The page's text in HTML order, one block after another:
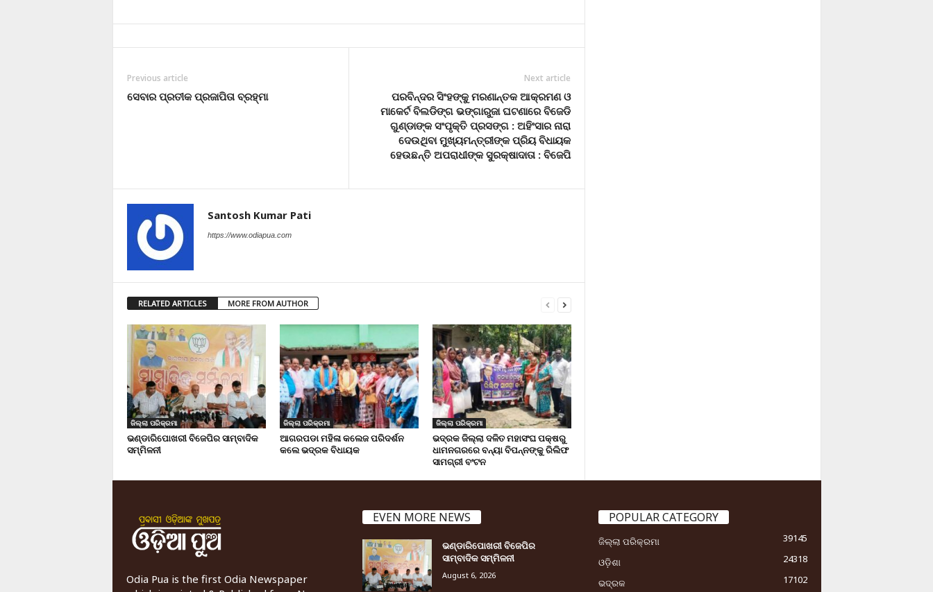
Previous article
ସେବାର ପ୍ରତୀକ ପ୍ରଜାପିତା ବ୍ରହ୍ମା
Next article
ପରବିନ୍ଦର ସିଂହଙ୍କୁ ମରଣାନ୍ତକ ଆକ୍ରମଣ ଓ
ମାକେର୍ଟ ବିଲଡିଙ୍ଗ ଭଙ୍ଗାରୁଜା ଘଟଣାରେ ବିଜେଡି
ଗୁଣ୍ଡାଙ୍କ ସଂପୃକ୍ତି ପ୍ରସଙ୍ଗ : ଅହିଂସାର ନାରା
ଦେଉଥିବା ମୁଖ୍ୟମନ୍ତ୍ରୀଙ୍କ ପ୍ରିୟ ବିଧାୟକ
ହେଉଛନ୍ତି ଅପରାଧୀଙ୍କ ସୁରକ୍ଷାଦାତା : ବିଜେପି
Santosh Kumar Pati
https://www.odiapua.com
RELATED ARTICLES MORE FROM AUTHOR
ଜିଲ୍ଲା ପରିକ୍ରମା
ଭଣ୍ଡାରିପୋଖରୀ ବିଜେପିର ସାମ୍ବାଦିକ
ସମ୍ମିଳନୀ
ଜିଲ୍ଲା ପରିକ୍ରମା
ଆଗରପଡା ମହିଳା କଲେଜ ପରିଦର୍ଶନ
କଲେ ଭଦ୍ରକ ବିଧାୟକ
ଜିଲ୍ଲା ପରିକ୍ରମା
ଭଦ୍ରକ ଜିଲ୍ଲା ଦଳିତ ମହାସଂଘ ପକ୍ଷରୁ
ଧାମନଗରରେ ବନ୍ୟା ବିପନ୍ନଙ୍କୁ ରିଲିଫ
ସାମଗ୍ରୀ ବଂଟନ
Odia Pua is the first Odia Newspaper
EVEN MORE NEWS
ଭଣ୍ଡାରିପୋଖରୀ ବିଜେପିର
ସାମ୍ବାଦିକ ସମ୍ମିଳନୀ
August 6, 2026
POPULAR CATEGORY
ଜିଲ୍ଲା ପରିକ୍ରମା
39145
ଓଡ଼ିଶା
24318
ଭଦ୍ରକ
17102